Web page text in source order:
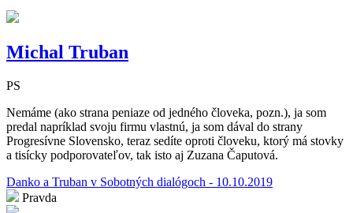
Michal Truban
PS
Nemáme (ako strana peniaze od jedného človeka, pozn.), ja som
predal napríklad svoju firmu vlastnú, ja som dával do strany
Progresívne Slovensko, teraz sedíte oproti človeku, ktorý má stovky
a tisícky podporovateľov, tak isto aj Zuzana Čaputová.
Danko a Truban v Sobotných dialógoch - 10.10.2019
Pravda